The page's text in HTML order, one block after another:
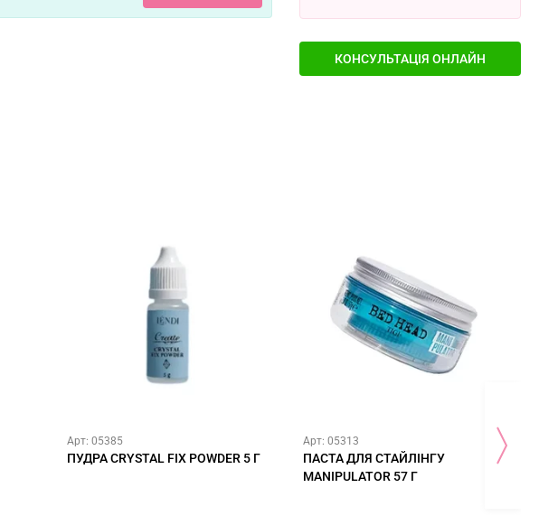
КОНСУЛЬТАЦІЯ ОНЛАЙН
Арт: 05385
ПУДРА CRYSTAL FIX POWDER 5 Г
Арт: 05313
ПАСТА ДЛЯ СТАЙЛІНГУ
MANIPULATOR 57 Г